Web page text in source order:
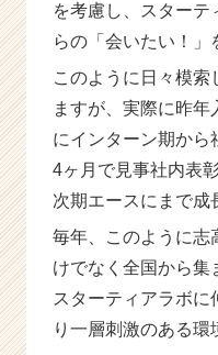
を考慮し、スター
らの「会いたい！」
このように日々模索
ますが、実際に昨
にインターン期から
4ヶ月で見事社内表
次期エースにまで成
毎年、このように志
けでなく全国から集
スターティアラボに
り一層刺激のある環